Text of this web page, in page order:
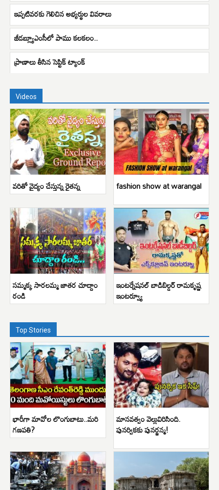
ఇప్పటివరకు గెలిచిన అభ్యర్థుల వివరాలు
జీడబ్ల్యూఎంసీలో పాము కలకలం..
ప్రాణాలు తీసిన సెప్టిక్ ట్యాంక్
Videos
వరితో వైద్యం చేస్తున్న రైతన్న fashion show at warangal
సమ్మక్క సారలమ్మ జాతర చూద్దాం
రండి
ఇంటర్నేషనల్ బాడిబిల్డర్ రామకృష్ణ
ఇంటర్వ్యూ
Top Stories
భారీగా మావోల లొంగుబాటు..మరి
గణపతి?
మానవత్వం వెల్లువిరిసింది.
పునర్వికకు పునర్జన్మ!